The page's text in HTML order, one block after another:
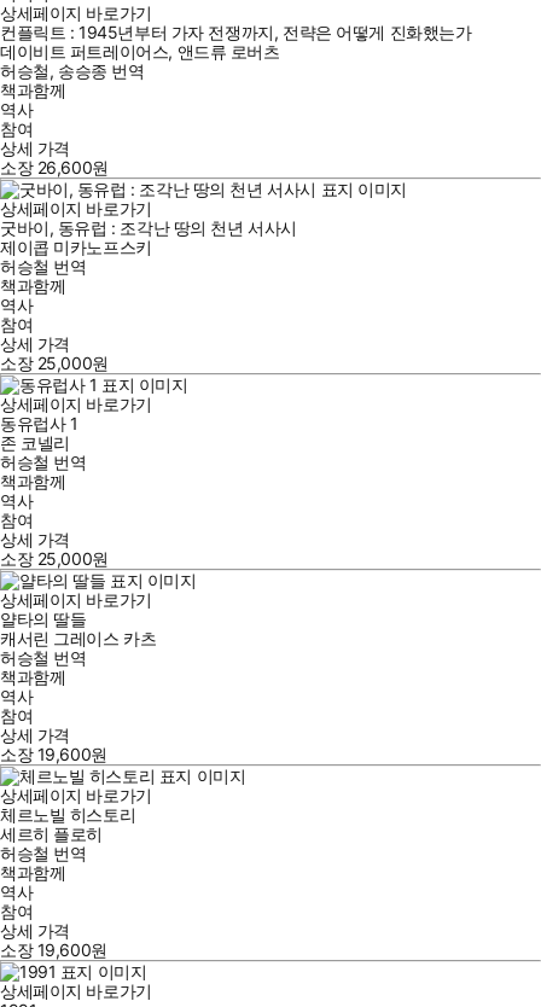
상세페이지 바로가기
컨플릭트 : 1945년부터 가자 전쟁까지, 전략은 어떻게 진화했는가
데이비트 퍼트레이어스, 앤드류 로버츠
허승철, 송승종 번역
책과함께
역사
참여
상세 가격
소장 26,600원
상세페이지 바로가기
굿바이, 동유럽 : 조각난 땅의 천년 서사시
제이콥 미카노프스키
허승철 번역
책과함께
역사
참여
상세 가격
소장 25,000원
상세페이지 바로가기
동유럽사 1
존 코넬리
허승철 번역
책과함께
역사
참여
상세 가격
소장 25,000원
상세페이지 바로가기
얄타의 딸들
캐서린 그레이스 카츠
허승철 번역
책과함께
역사
참여
상세 가격
소장19,600원
상세페이지 바로가기
체르노빌 히스토리
세르히 플로히
허승철 번역
책과함께
역사
참여
상세 가격
소장19,600원
상세페이지 바로가기